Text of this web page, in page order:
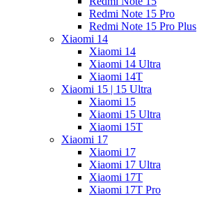
Redmi Note 15 Pro
Redmi Note 15 Pro Plus
Xiaomi 14
Xiaomi 14
Xiaomi 14 Ultra
Xiaomi 14T
Xiaomi 15 | 15 Ultra
Xiaomi 15
Xiaomi 15 Ultra
Xiaomi 15T
Xiaomi 17
Xiaomi 17
Xiaomi 17 Ultra
Xiaomi 17T
Xiaomi 17T Pro